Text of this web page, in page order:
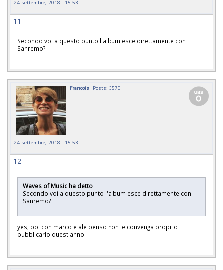
24 settembre, 2018 - 15:53
11
Secondo voi a questo punto l'album esce direttamente con
Sanremo?
François Posts: 3570
24 settembre, 2018 - 15:53
12
Waves of Music ha detto
Secondo voi a questo punto l'album esce direttamente con
Sanremo?
yes, poi con marco e ale penso non le convenga proprio
pubblicarlo quest anno